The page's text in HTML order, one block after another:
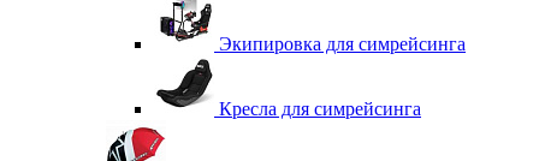
Экипировка для симрейсинга
Кресла для симрейсинга